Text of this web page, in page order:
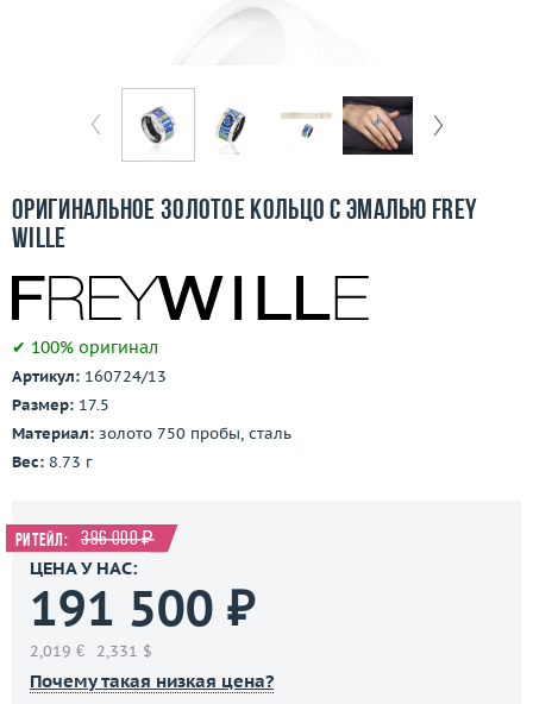
О компании
Контакты
3D-тур по шоуруму
Оригинальное золотое кольцо с эмалью Frey
Wille
✔ 100% оригинал
Артикул: 160724/13
Размер: 17.5
Материал: золото 750 пробы, сталь
Вес: 8.73 г
Ритейл: 396 000 ₽
ЦЕНА У НАС:
191 500 ₽
2,019 € 2,331 $
Почему такая низкая цена?